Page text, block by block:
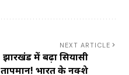
NEXT ARTICLE
झारखंड में बढ़ा सियासी
तापमान! भारत के नक्शे